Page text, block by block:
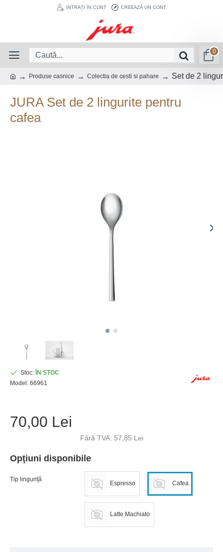
INTRAȚI ÎN CONT CREEAZĂ UN CONT
0
Produse casnice Colectia de cesti si pahare Set de 2
JURA Set de 2 lingurite pentru
cafea
Stoc: ÎN STOC
Model: 66961
70,00 Lei
Fără TVA: 57,85 Lei
Opţiuni disponibile
Tip linguriță
Espresso Cafea
Latte Machiato